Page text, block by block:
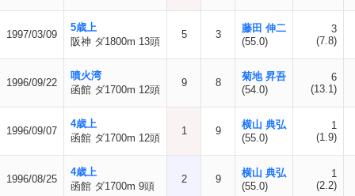
1997/03/09
5歳上
阪神 ダ1800m 13頭
5 3
藤田 伸二
(55.0)
3
(7.8)
1996/09/22
噴火湾
函館 ダ1700m 12頭
9 8
菊地 昇吾
(54.0)
6
(13.1)
1996/09/07
4歳上
函館 ダ1700m 12頭
1 9
横山 典弘
(55.0)
1
(1.9)
1996/08/25
4歳上
函館 ダ1700m 9頭
2 9
横山 典弘
(55.0)
1
(2.2)